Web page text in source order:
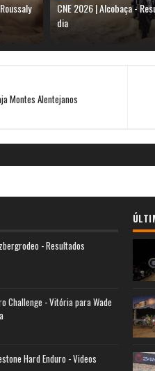
CNE 2026 | Alcobaça -
dia
Montes Alentejanos
- Resultados
Challenge - Vitória para Wade
Hard Enduro - Videos